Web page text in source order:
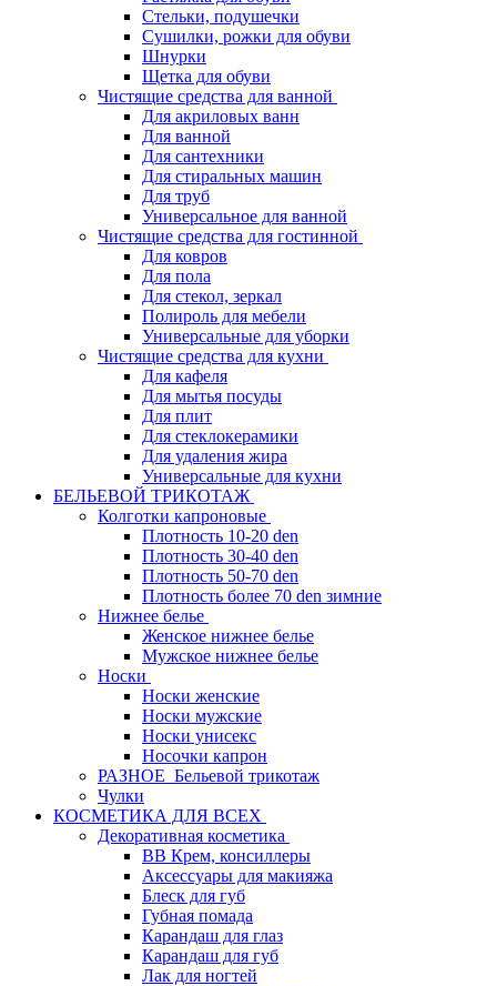
Стельки, подушечки
Сушилки, рожки для обуви
Шнурки
Щетка для обуви
Чистящие средства для ванной
Для акриловых ванн
Для ванной
Для сантехники
Для стиральных машин
Для труб
Универсальное для ванной
Чистящие средства для гостинной
Для ковров
Для пола
Для стекол, зеркал
Полироль для мебели
Универсальные для уборки
Чистящие средства для кухни
Для кафеля
Для мытья посуды
Для плит
Для стеклокерамики
Для удаления жира
Универсальные для кухни
БЕЛЬЕВОЙ ТРИКОТАЖ
Колготки капроновые
Плотность 10-20 den
Плотность 30-40 den
Плотность 50-70 den
Плотность более 70 den зимние
Нижнее белье
Женское нижнее белье
Мужское нижнее белье
Носки
Носки женские
Носки мужские
Носки унисекс
Носочки капрон
РАЗНОЕ_Бельевой трикотаж
Чулки
КОСМЕТИКА ДЛЯ ВСЕХ
Декоративная косметика
BB Крем, консиллеры
Аксессуары для макияжа
Блеск для губ
Губная помада
Карандаш для глаз
Карандаш для губ
Лак для ногтей